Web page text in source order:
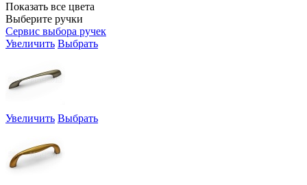
Показать все цвета
Выберите ручки
Сервис выбора ручек
Увеличить Выбрать
Увеличить Выбрать